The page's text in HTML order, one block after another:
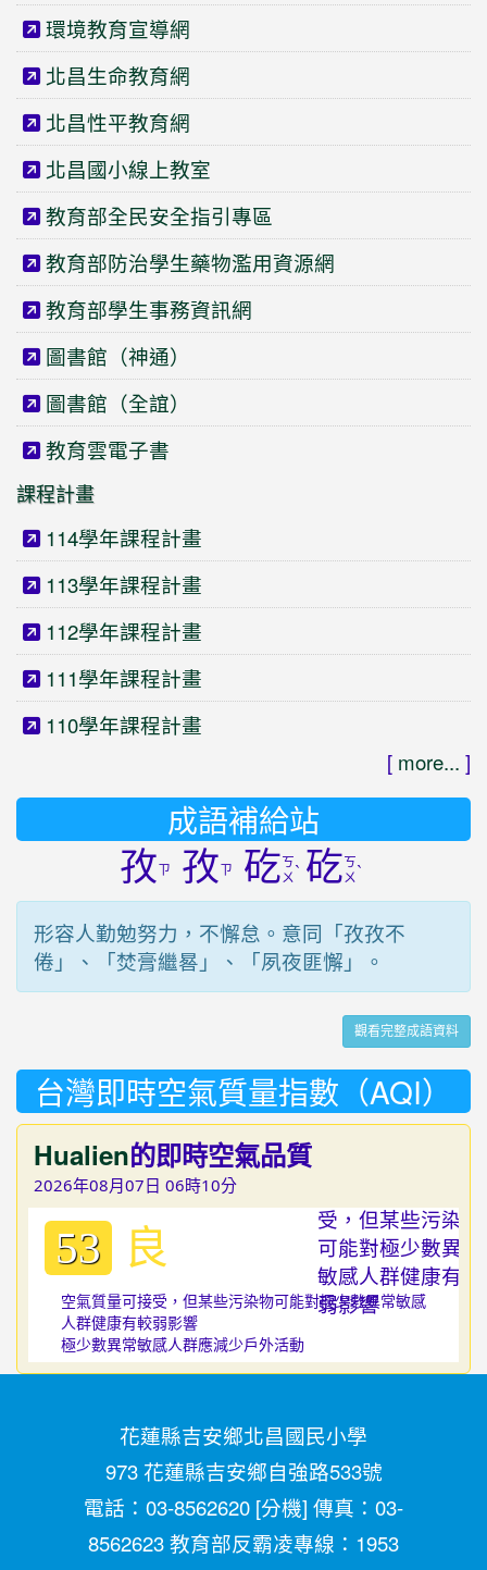
環境教育宣導網
北昌生命教育網
北昌性平教育網
北昌國小線上教室
教育部全民安全指引專區
教育部防治學生藥物濫用資源網
教育部學生事務資訊網
圖書館（神通）
圖書館（全誼）
教育雲電子書
課程計畫
114學年課程計畫
113學年課程計畫
112學年課程計畫
111學年課程計畫
110學年課程計畫
[ more... ]
成語補給站
孜 ㄗ 孜 ㄗ 矻 ㄎ
ㄨˋ 矻 ㄎ
ㄨˋ
形容人勤勉努力，不懈怠。意同「孜孜不
倦」、「焚膏繼晷」、「夙夜匪懈」。
觀看完整成語資料
台灣即時空氣質量指數（AQI）
Hualien的即時空氣品質
2026年08月07日 06時10分
53 良
空氣質量可接受，但某些污染物可能對極少數異常敏感
人群健康有較弱影響
極少數異常敏感人群應減少戶外活動
花蓮縣吉安鄉北昌國民小學
973 花蓮縣吉安鄉自強路533號
電話：03-8562620 [分機] 傳真：03-
8562623 教育部反霸凌專線：1953